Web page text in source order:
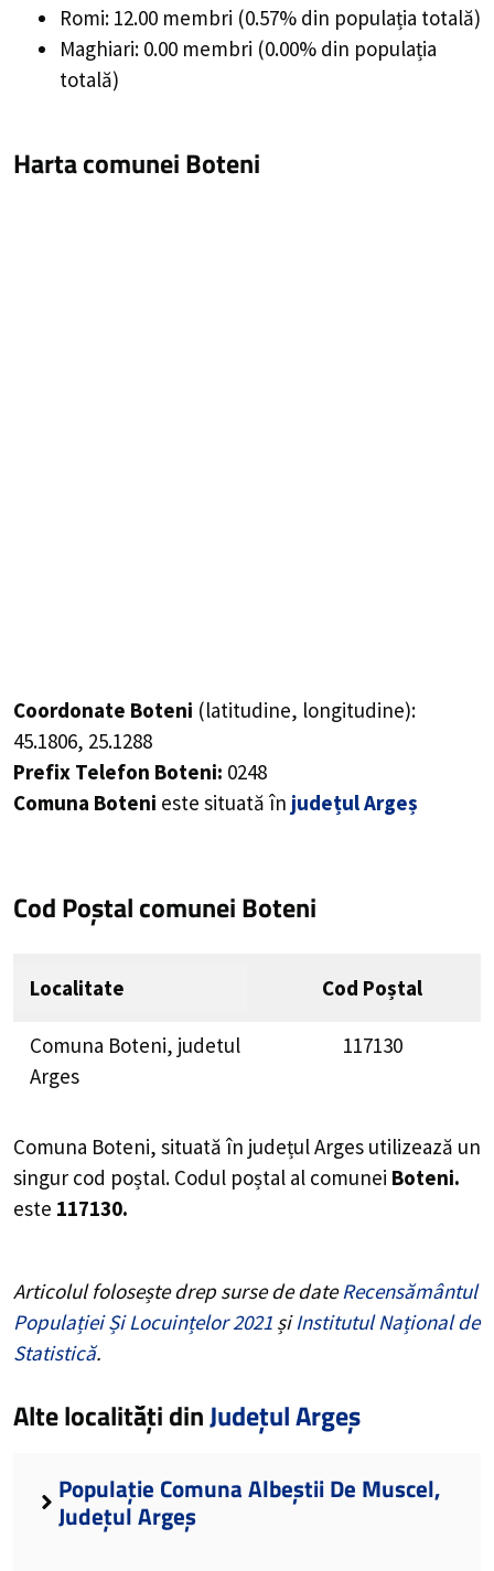
Romi: 12.00 membri (0.57% din populația totală)
Maghiari: 0.00 membri (0.00% din populația
totală)
Harta comunei Boteni
Coordonate Boteni (latitudine, longitudine):
45.1806, 25.1288
Prefix Telefon Boteni: 0248
Comuna Boteni este situată în județul Argeș
Cod Poștal comunei Boteni
Localitate Cod Poștal
Comuna Boteni, judetul
Arges
117130
Comuna Boteni, situată în județul Arges utilizează un
singur cod poștal. Codul poștal al comunei Boteni.
este 117130.
Articolul folosește drep surse de dateRecensământul
Populației Și Locuințelor 2021 șiInstitutul Național de
Statistică.
Alte localități dinJudețul Argeș
Populație Comuna Albeștii De Muscel,
Județul Argeș